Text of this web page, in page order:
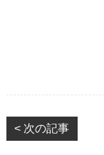
< 次の記事